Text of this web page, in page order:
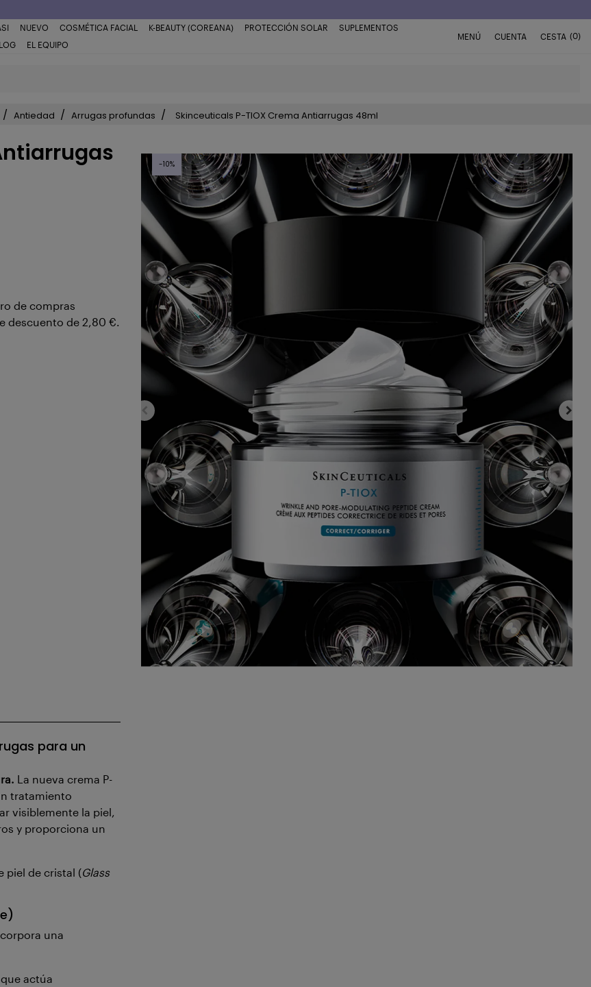
NUEVO COSMÉTICA FACIAL K-BEAUTY (COREANA) PROTECCIÓN SOLAR
SUPLEMENTOS
EL EQUIPO
MENÚ CUENTA CESTA (0)
Antiedad Arrugas profundas Skinceuticals P-TIOX Crema Antiarrugas 48ml
de compras
descuento de 2,80 €.
para un
La nueva crema P-
tratamiento
visiblemente la piel,
y proporciona un
piel de cristal (Glass
una
actúa
-10%